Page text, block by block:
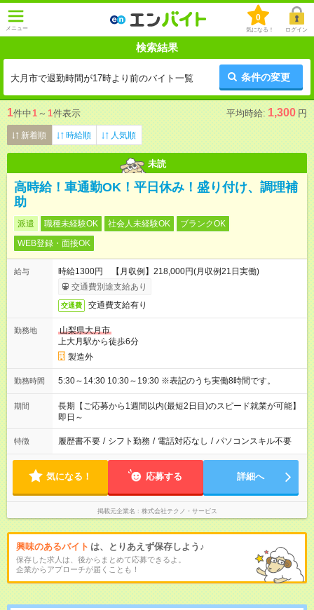
メニュー
0
気になる！ ログイン
検索結果
大月市で退勤時間が17時より前のバイト一覧 条件の変更
1件中1 ～ 1件表示 平均時給: 1,300 円
新着順 時給順 人気順
未読
高時給！車通勤OK！平日休み！盛り付け、調理補
助
派遣 職種未経験OK 社会人未経験OK
ブランクOK
WEB登録・面接OK
給与
時給1300円 【月収例】218,000円(月収例21日実働)
交通費別途支給あり
交通費 交通費支給有り
勤務地
山梨県大月市
上大月駅から徒歩6分
製造外
勤務時間 5:30～14:30 10:30～19:30 ※表記のうち実働8時間です。
期間
長期【ご応募から1週間以内(最短2日目)のスピード就業が可能】
即日～
特徴 履歴書不要 / シフト勤務 / 電話対応なし / パソコンスキル不要
気になる！ 応募する 詳細へ
掲載元企業名 株式会社テクノ・サービス
興味のあるバイト は、とりあえず保存しよう♪
保存した求人は、後からまとめて応募できるよ。
企業からアプローチが届くことも！